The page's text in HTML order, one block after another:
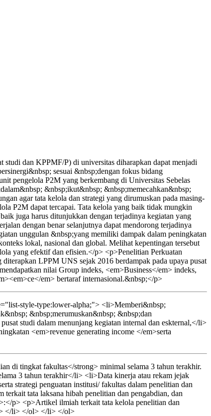
dan KPPMF/P) di universitas diharapkan dapat menjadi
sesuai &nbsp;dengan fokus bidang
pengelola P2M yang berkembang di Universitas Sebelas
&nbsp;ikut&nbsp; &nbsp;memecahkan&nbsp;
agar tata kelola dan strategi yang dirumuskan pada masing-
P2M dapat tercapai. Tata kelola yang baik tidak mungkin
juga harus ditunjukkan dengan terjadinya kegiatan yang
dengan benar selanjutnya dapat mendorong terjadinya
unggulan &nbsp;yang memiliki dampak dalam peningkatan
lokal, nasional dan global. Melihat kepentingan tersebut
yang efektif dan efisien.</p> <p>Penelitian Perkuatan
LPPM UNS sejak 2016 berdampak pada upaya pusat
nilai Group indeks, <em>Business</em> indeks,
em> bertaraf internasional.&nbsp;</p>
style-type:lower-alpha;"> <li>Memberi&nbsp;
&nbsp;merumuskan&nbsp; &nbsp;dan
studi dalam menunjang kegiatan internal dan eskternal,</li>
<em>revenue generating income </em>serta
di tingkat fakultas</strong> minimal selama 3 tahun terakhir.
3 tahun terakhir</li> <li>Data kinerja atau rekam jejak
strategi penguatan institusi/ fakultas dalam penelitian dan
tata laksana hibah penelitian dan pengabdian, dan
p> <p>Artikel ilmiah terkait tata kelola penelitian dan
</li> </ol> </li> </ol>